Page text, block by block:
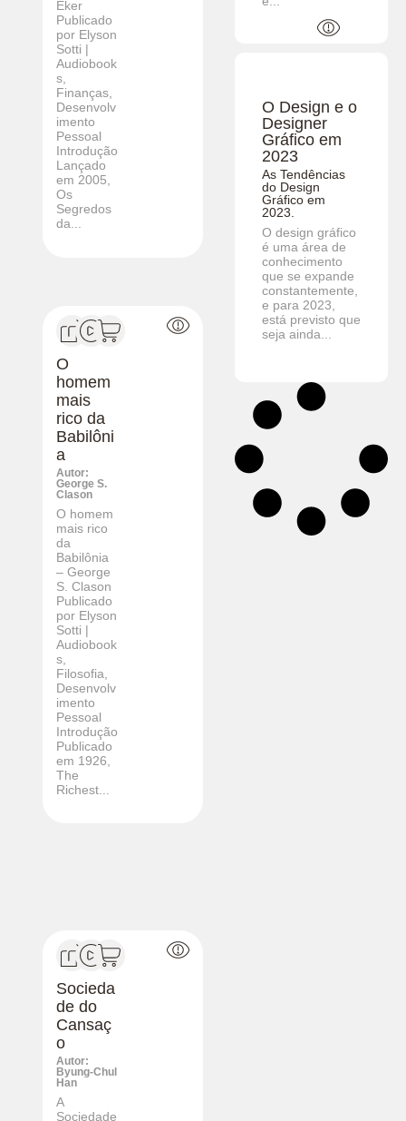
Eker
Publicado
por Elyson
Sotti |
Audiobook
s,
Finanças,
Desenvolv
imento
Pessoal
Introdução
Lançado
em 2005,
Os
Segredos
da...
O
homem
mais
rico da
Babilôni
a
Autor:
George S.
Clason
O homem
mais rico
da
Babilônia
– George
S. Clason
Publicado
por Elyson
Sotti |
Audiobook
s,
Filosofia,
Desenvolv
imento
Pessoal
Introdução
Publicado
em 1926,
The
Richest...
Socieda
de do
Cansaç
o
Autor:
Byung-Chul
Han
A
Sociedade
O Design e o
Designer
Gráfico em
2023
As Tendências
do Design
Gráfico em
2023.
O design gráfico
é uma área de
conhecimento
que se expande
constantemente,
e para 2023,
está previsto que
seja ainda...